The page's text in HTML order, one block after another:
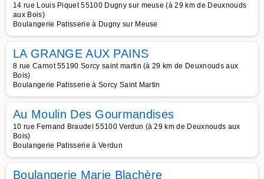
14 rue Louis Piquet 55100 Dugny sur meuse (à 29 km de Deuxnouds
aux Bois)
Boulangerie Patisserie à Dugny sur Meuse
LA GRANGE AUX PAINS
8 rue Carnot 55190 Sorcy saint martin (à 29 km de Deuxnouds aux
Bois)
Boulangerie Patisserie à Sorcy Saint Martin
Au Moulin Des Gourmandises
10 rue Fernand Braudel 55100 Verdun (à 29 km de Deuxnouds aux
Bois)
Boulangerie Patisserie à Verdun
Boulangerie Marie Blachère